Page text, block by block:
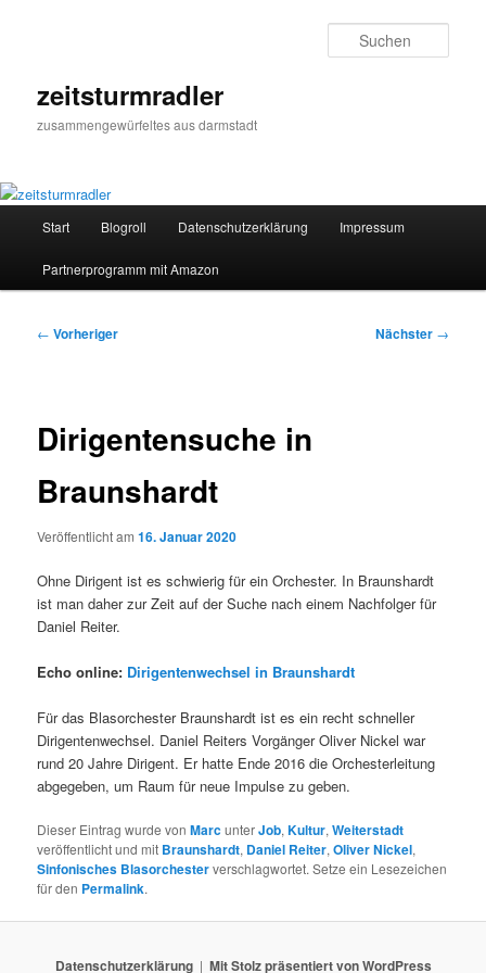
zeitsturmradler
zusammengewürfeltes aus darmstadt
Start Blogroll Datenschutzerklärung Impressum
Partnerprogramm mit Amazon
Beitragsnavigation
← Vorheriger Nächster →
Dirigentensuche in
Braunshardt
Veröffentlicht am16. Januar 2020
Ohne Dirigent ist es schwierig für ein Orchester. In Braunshardt
ist man daher zur Zeit auf der Suche nach einem Nachfolger für
Daniel Reiter.
Echo online: Dirigentenwechsel in Braunshardt
Für das Blasorchester Braunshardt ist es ein recht schneller
Dirigentenwechsel. Daniel Reiters Vorgänger Oliver Nickel war
rund 20 Jahre Dirigent. Er hatte Ende 2016 die Orchesterleitung
abgegeben, um Raum für neue Impulse zu geben.
Dieser Eintrag wurde vonMarcunterJob,Kultur,Weiterstadt
veröffentlicht und mit Braunshardt, Daniel Reiter,Oliver Nickel,
Sinfonisches Blasorchesterverschlagwortet. Setze ein Lesezeichen
für den Permalink.
Datenschutzerklärung Mit Stolz präsentiert von WordPress